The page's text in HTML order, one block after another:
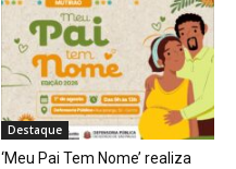
Destaque
‘Meu Pai Tem Nome’ realiza